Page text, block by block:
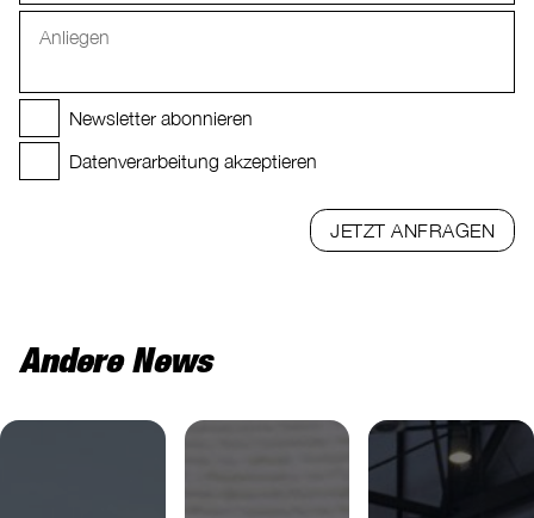
Newsletter abonnieren
Datenverarbeitung akzeptieren
JETZT ANFRAGEN
Andere News